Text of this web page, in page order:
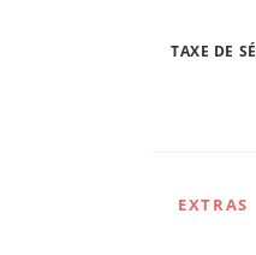
TAXE DE
EXTRAS